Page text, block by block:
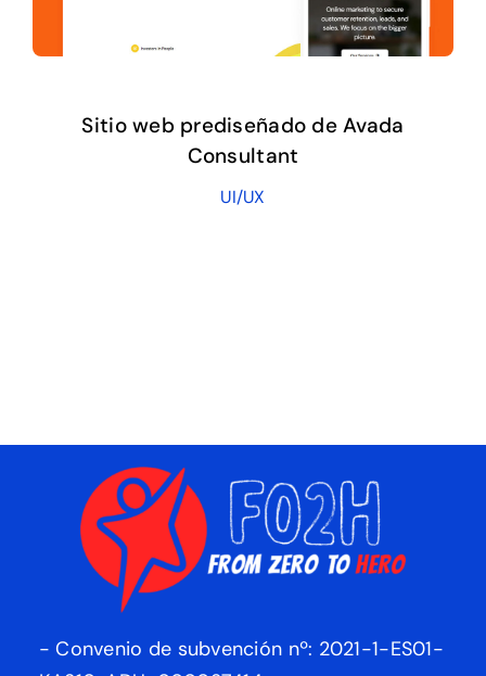
Sitio web prediseñado de Avada
Consultant
UI/UX
- Convenio de subvención nº: 2021-1-ES01-